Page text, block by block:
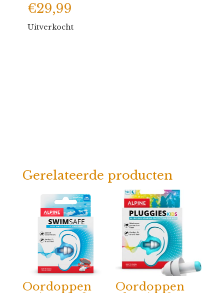
€29,99
Uitverkocht
Gerelateerde producten
Oordoppen
Oordoppen